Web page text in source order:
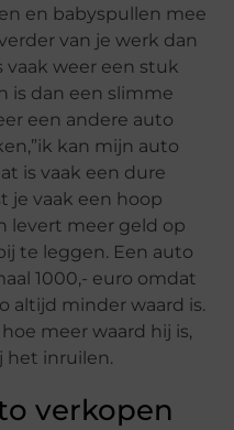
en babyspullen mee
van je werk dan
vaak weer een stuk
is dan een slimme
een andere auto
kan mijn auto
is vaak een dure
je vaak een hoop
levert meer geld op
te leggen. Een auto
1000,- euro omdat
altijd minder waard is.
meer waard hij is,
het inruilen.
verkopen